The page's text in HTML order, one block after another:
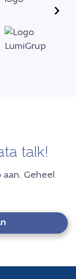
talk!
Geheel